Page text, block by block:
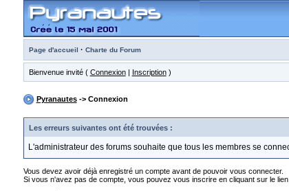
Page d'accueil · Charte du Forum
Bienvenue invité ( Connexion| Inscription)
Pyranautes-> Connexion
Les erreurs suivantes ont été trouvées :
L'administrateur des forums souhaite que tous les membres se
Vous devez avoir déjà enregistré un compte avant de pouvoir vous connecter.
Si vous n'avez pas de compte, vous pouvez vous inscrire en cliquant sur le